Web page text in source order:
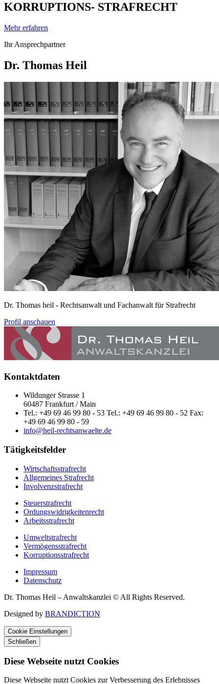
KORRUPTIONS- STRAFRECHT
Mehr erfahren
Ihr Ansprechpartner
Dr. Thomas Heil
Dr. Thomas heil - Rechtsanwalt und Fachanwalt für Strafrecht
Profil anschauen
Kontaktdaten
Wildunger Strasse 1
60487 Frankfurt / Main
Tel.: +49 69 46 99 80 - 53 Tel.: +49 69 46 99 80 - 52 Fax:
+49 69 46 99 80 - 59
info@heil-rechtsanwaelte.de
Tätigkeitsfelder
Wirtschaftsstrafrecht
Allgemeines Strafrecht
Involvenzstrafrecht
Steuerstrafrecht
Ordungswidrigkeitenrecht
Arbeitsstrafrecht
Umweltstrafrecht
Vermögensstrafrecht
Korruptionsstrafrecht
Impressum
Datenschutz
Dr. Thomas Heil – Anwaltskanzlei © All Rights Reserved.
Designed by BRANDICTION
Cookie Einstellungen
Schließen
Diese Webseite nutzt Cookies
Diese Webseite nutzt Cookies zur Verbesserung des Erlebnisses